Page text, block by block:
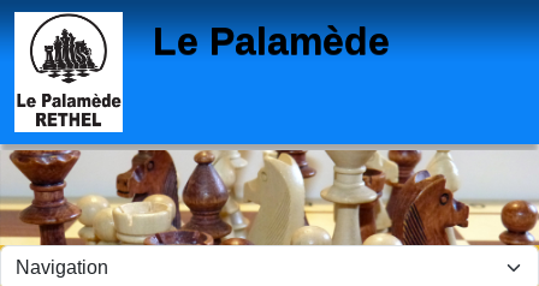
Le Palamède
Panneau de gestion des cookies